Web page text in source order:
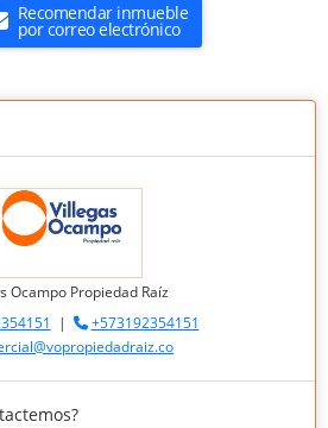
Recomendar inmueble
por correo electrónico
Ocampo Propiedad Raíz
|
+573192354151